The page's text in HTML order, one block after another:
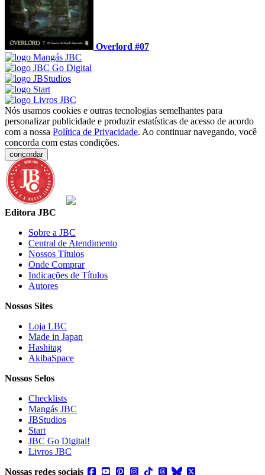
Overlord #07
Nós usamos cookies e outras tecnologias semelhantes para
personalizar publicidade e produzir estatísticas de acesso de acordo
com a nossa Política de Privacidade. Ao continuar navegando, você
concorda com estas condições.
concordar
Editora JBC
Sobre a JBC
Central de Atendimento
Nossos Títulos
Onde Comprar
Indicações de Títulos
Autores
Nossos Sites
Loja LBC
Made in Japan
Hashitag
AkibaSpace
Nossos Selos
Checklists
Mangás JBC
JBStudios
Start
JBC Go Digital!
Livros JBC
Nossas redes sociais